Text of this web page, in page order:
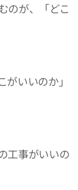
のが、「どこ
がいいのか」
工事がいいの